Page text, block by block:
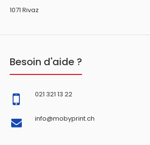
1071 Rivaz
Besoin d'aide ?
021 321 13 22
info@mobyprint.ch